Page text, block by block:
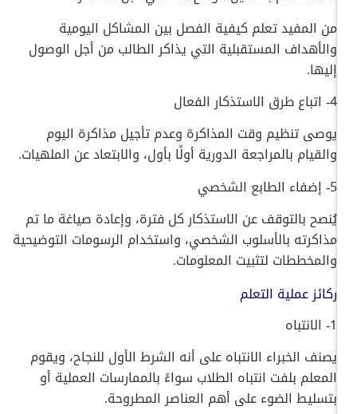
من المفيد تعلم كيفية الفصل بين المشاكل اليومية
والأهداف المستقبلية التي يذاكر الطالب من أجل الوصول
إليها.
يوصى تنظيم وقت المذاكرة وعدم تأجيل مذاكرة اليوم
والقيام بالمراجعة الدورية أولًا بأول، والابتعاد عن الملهيات.
يُنصح بالتوقف عن الاستذكار كل فترة، وإعادة صياغة ما تم
مذاكرته بالأسلوب الشخصي، واستخدام الرسومات التوضيحية
والمخططات لتثبيت المعلومات.
ركائز عملية التعلم
يصنف الخبراء الانتباه على أنه الشرط الأول للنجاح، ويقوم
المعلم بلفت انتباه الطلاب سواءً بالممارسات العملية أو
بتسليط الضوء على أهم العناصر المطروحة.